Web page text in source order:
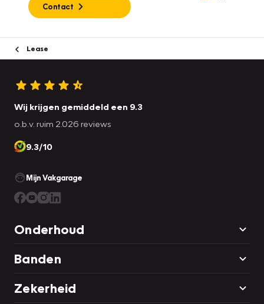
Contact
Lease
Wij krijgen gemiddeld een 9.3
o.b.v. ruim 2.026 reviews
9.3/10
Mijn Vakgarage
Onderhoud
Banden
Zekerheid